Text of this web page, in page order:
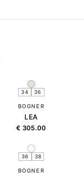
34 36
BOGNER
LEA
€ 305.00
36 38
BOGNER